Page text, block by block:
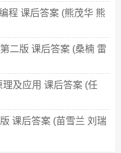
程 课后答案 (熊茂华 熊
二版 课后答案 (桑楠 雷
及应用 课后答案 (任
课后答案 (苗雪兰 刘瑞